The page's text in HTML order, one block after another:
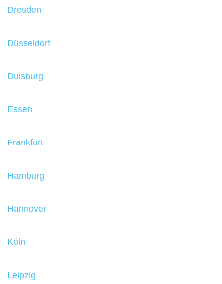
Dresden
Düsseldorf
Duisburg
Essen
Frankfurt
Hamburg
Hannover
Köln
Leipzig